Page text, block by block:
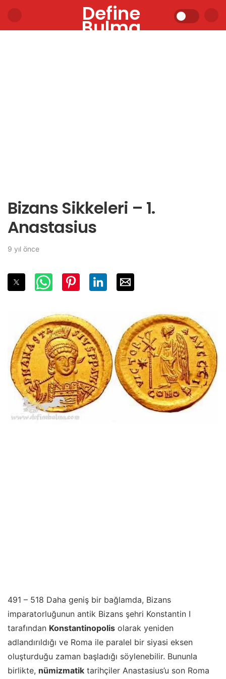
Define
Bulma
Bizans Sikkeleri – 1.
Anastasius
9 yıl önce
491 – 518 Daha geniş bir bağlamda, Bizans
imparatorluğunun antik Bizans şehri Konstantin I
tarafından Konstantinopolis olarak yeniden
adlandırıldığı ve Roma ile paralel bir siyasi eksen
oluşturduğu zaman başladığı söylenebilir. Bununla
birlikte, nümizmatik tarihçiler Anastasius’u son Roma